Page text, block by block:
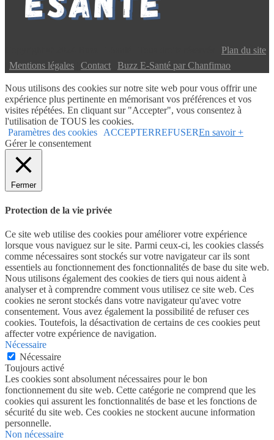
Plan du site
Mentions légales Contact Buzz E-Santé par Chanfimao
Nous utilisons des cookies sur notre site web pour vous offrir une
expérience plus pertinente en mémorisant vos préférences et vos
visites répétées. En cliquant sur "Accepter", vous consentez à
l'utilisation de TOUS les cookies.
Paramètres des cookies ACCEPTERREFUSEREn savoir +
Gérer le consentement
Fermer
Protection de la vie privée
Ce site web utilise des cookies pour améliorer votre expérience
lorsque vous naviguez sur le site. Parmi ceux-ci, les cookies classés
comme nécessaires sont stockés sur votre navigateur car ils sont
essentiels au fonctionnement des fonctionnalités de base du site web.
Nous utilisons également des cookies de tiers qui nous aident à
analyser et à comprendre comment vous utilisez ce site web. Ces
cookies ne seront stockés dans votre navigateur qu'avec votre
consentement. Vous avez également la possibilité de refuser ces
cookies. Toutefois, la désactivation de certains de ces cookies peut
affecter votre expérience de navigation.
Nécessaire
Nécessaire
Toujours activé
Les cookies sont absolument nécessaires pour le bon
fonctionnement du site web. Cette catégorie ne comprend que les
cookies qui assurent les fonctionnalités de base et les fonctions de
sécurité du site web. Ces cookies ne stockent aucune information
personnelle.
Non nécessaire